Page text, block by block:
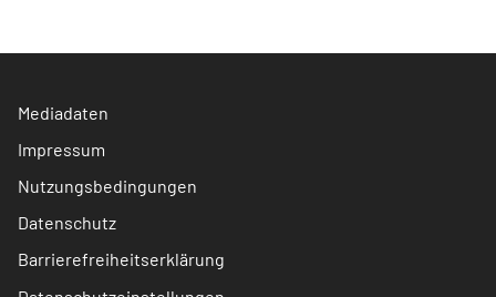
Mediadaten
Impressum
Nutzungsbedingungen
Datenschutz
Barrierefreiheitserklärung